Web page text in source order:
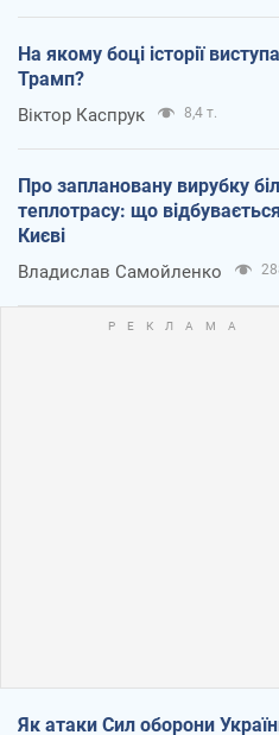
На якому боці історії
Трамп?
Віктор Каспрук 8,4 т.
Про заплановану вирубку
теплотрасу: що
Києві
Владислав Самойленко
Як атаки Сил оборони